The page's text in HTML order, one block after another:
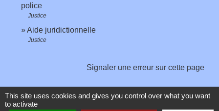
police
Justice
Aide juridictionnelle
Justice
Signaler une erreur sur cette page
This site uses cookies and gives you control over what you want
to activate